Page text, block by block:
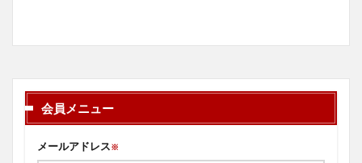
会員メニュー
メールアドレス※